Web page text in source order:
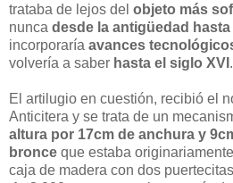
trataba de lejos del objeto más
nunca desde la antigüedad hasta
incorporaría avances
volvería a saber hasta el siglo XVI .
El artilugio en cuestión, recibió el
Anticitera y se trata de un
altura por 17cm de anchura y
bronce que estaba
caja de madera con dos